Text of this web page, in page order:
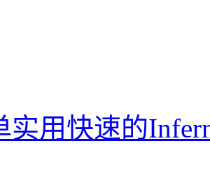
实用快速的